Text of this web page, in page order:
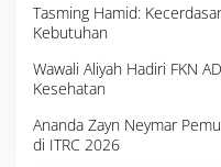
Tasming Hamid:
Kebutuhan
Wawali Aliyah Hadiri FKN
Kesehatan
Ananda Zayn Neymar
di ITRC 2026